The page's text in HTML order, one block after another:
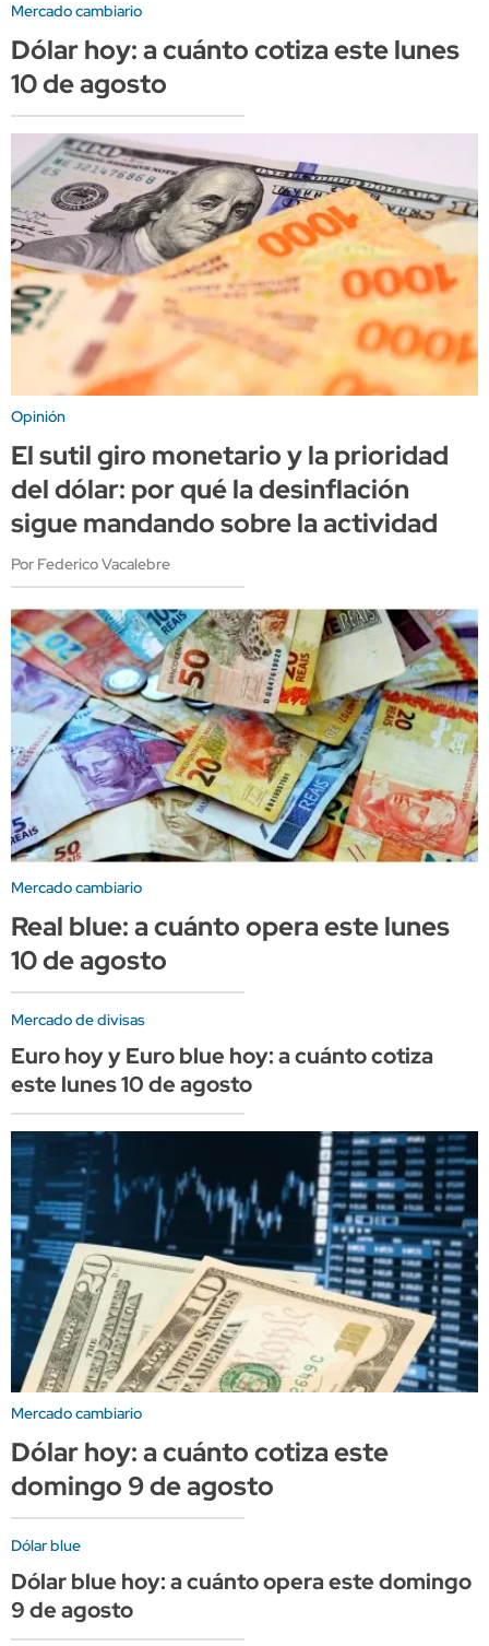
Mercado cambiario
Dólar hoy: a cuánto cotiza este lunes
10 de agosto
Opinión
El sutil giro monetario y la prioridad
del dólar: por qué la desinflación
sigue mandando sobre la actividad
Por Federico Vacalebre
Mercado cambiario
Real blue: a cuánto opera este lunes
10 de agosto
Mercado de divisas
Euro hoy y Euro blue hoy: a cuánto cotiza
este lunes 10 de agosto
Mercado cambiario
Dólar hoy: a cuánto cotiza este
domingo 9 de agosto
Dólar blue
Dólar blue hoy: a cuánto opera este domingo
9 de agosto